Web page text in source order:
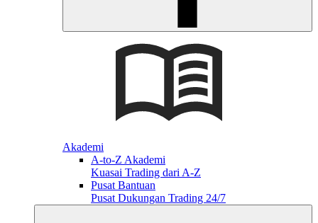
Akademi
A-to-Z Akademi
Kuasai Trading dari A-Z
Pusat Bantuan
Pusat Dukungan Trading 24/7